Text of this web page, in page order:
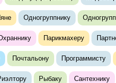
Одногруппнику
Парикмахеру
Почтальону Программисту
Рыбаку Сантехнику